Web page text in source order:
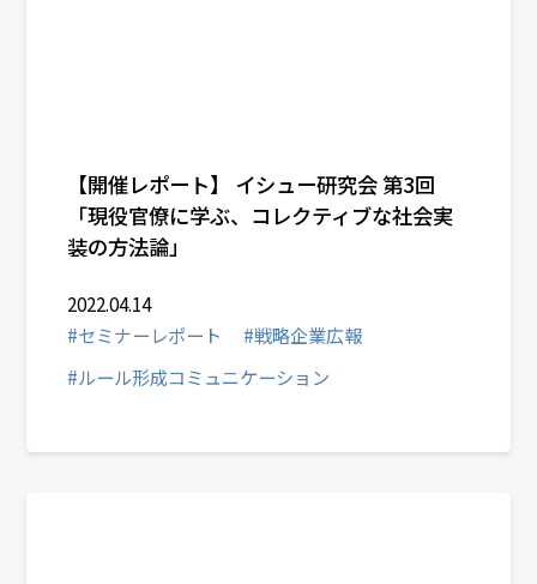
【開催レポート】 イシュー研究会 第3回
「現役官僚に学ぶ、コレクティブな社会実
装の方法論」
2022.04.14
#セミナーレポート
#戦略企業広報
#ルール形成コミュニケーション